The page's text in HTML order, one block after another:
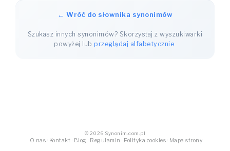
← Wróć do słownika synonimów
Szukasz innych synonimów? Skorzystaj z wyszukiwarki
powyżej lubprzeglądaj alfabetycznie
© 2026 Synonim.com.pl
· O nas · Kontakt · Blog · Regulamin · Polityka cookies · Mapa strony